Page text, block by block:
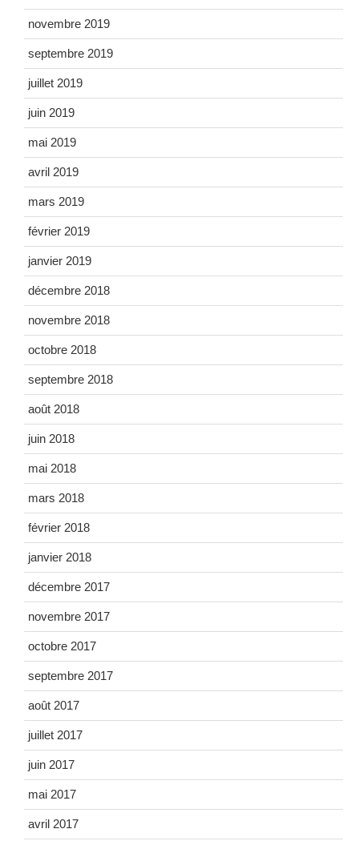
novembre 2019
septembre 2019
juillet 2019
juin 2019
mai 2019
avril 2019
mars 2019
février 2019
janvier 2019
décembre 2018
novembre 2018
octobre 2018
septembre 2018
août 2018
juin 2018
mai 2018
mars 2018
février 2018
janvier 2018
décembre 2017
novembre 2017
octobre 2017
septembre 2017
août 2017
juillet 2017
juin 2017
mai 2017
avril 2017